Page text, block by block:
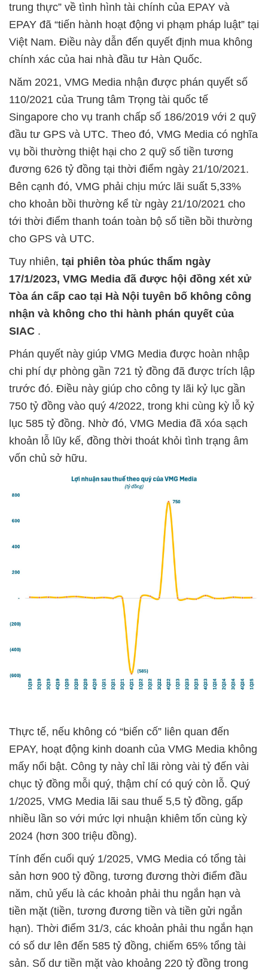
trung thực” về tình hình tài chính của EPAY và
EPAY đã “tiến hành hoạt động vi phạm pháp luật” tại
Việt Nam. Điều này dẫn đến quyết định mua không
chính xác của hai nhà đầu tư Hàn Quốc.
Năm 2021, VMG Media nhận được phán quyết số
110/2021 của Trung tâm Trọng tài quốc tế
Singapore cho vụ tranh chấp số 186/2019 với 2 quỹ
đầu tư GPS và UTC. Theo đó, VMG Media có nghĩa
vụ bồi thường thiệt hại cho 2 quỹ số tiền tương
đương 626 tỷ đồng tại thời điểm ngày 21/10/2021.
Bên cạnh đó, VMG phải chịu mức lãi suất 5,33%
cho khoản bồi thường kể từ ngày 21/10/2021 cho
tới thời điểm thanh toán toàn bộ số tiền bồi thường
cho GPS và UTC.
Tuy nhiên, tại phiên tòa phúc thẩm ngày
17/1/2023, VMG Media đã được hội đồng xét xử
Tòa án cấp cao tại Hà Nội tuyên bố không công
nhận và không cho thi hành phán quyết của
SIAC .
Phán quyết này giúp VMG Media được hoàn nhập
chi phí dự phòng gần 721 tỷ đồng đã được trích lập
trước đó. Điều này giúp cho công ty lãi kỷ lục gần
750 tỷ đồng vào quý 4/2022, trong khi cùng kỳ lỗ kỷ
lục 585 tỷ đồng. Nhờ đó, VMG Media đã xóa sạch
khoản lỗ lũy kế, đồng thời thoát khỏi tình trạng âm
vốn chủ sở hữu.
Thực tế, nếu không có “biến cố” liên quan đến
EPAY, hoạt động kinh doanh của VMG Media không
mấy nổi bật. Công ty này chỉ lãi ròng vài tỷ đến vài
chục tỷ đồng mỗi quý, thậm chí có quý còn lỗ. Quý
1/2025, VMG Media lãi sau thuế 5,5 tỷ đồng, gấp
nhiều lần so với mức lợi nhuận khiêm tốn cùng kỳ
2024 (hơn 300 triệu đồng).
Tính đến cuối quý 1/2025, VMG Media có tổng tài
sản hơn 900 tỷ đồng, tương đương thời điểm đầu
năm, chủ yếu là các khoản phải thu ngắn hạn và
tiền mặt (tiền, tương đương tiền và tiền gửi ngắn
hạn). Thời điểm 31/3, các khoản phải thu ngắn hạn
có số dư lên đến 585 tỷ đồng, chiếm 65% tổng tài
sản. Số dư tiền mặt vào khoảng 220 tỷ đồng trong